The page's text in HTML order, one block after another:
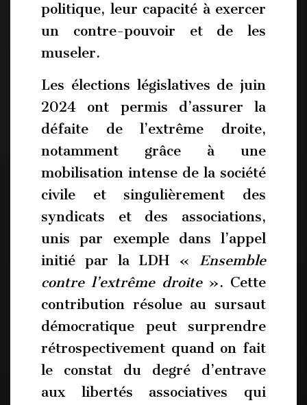
politique, leur capacité à exercer
un contre-pouvoir et de les
museler.
Les élections législatives de juin
2024 ont permis d’assurer la
défaite de l’extrême droite,
notamment grâce à une
mobilisation intense de la société
civile et singulièrement des
syndicats et des associations,
unis par exemple dans l’appel
initié par la LDH « Ensemble
contre l’extrême droite ». Cette
contribution résolue au sursaut
démocratique peut surprendre
rétrospectivement quand on fait
le constat du degré d’entrave
aux libertés associatives qui